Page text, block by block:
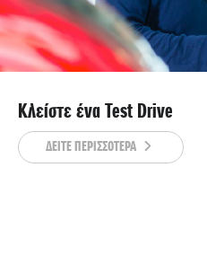
Κλείστε ένα Test Drive
ΔΕΙΤΕ ΠΕΡΙΣΣΟΤΕΡΑ